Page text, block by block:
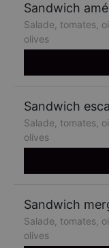
Sandwich
Salade, tomates,
olives
Sandwich
Salade, tomates,
olives
Sandwich
Salade, tomates,
olives